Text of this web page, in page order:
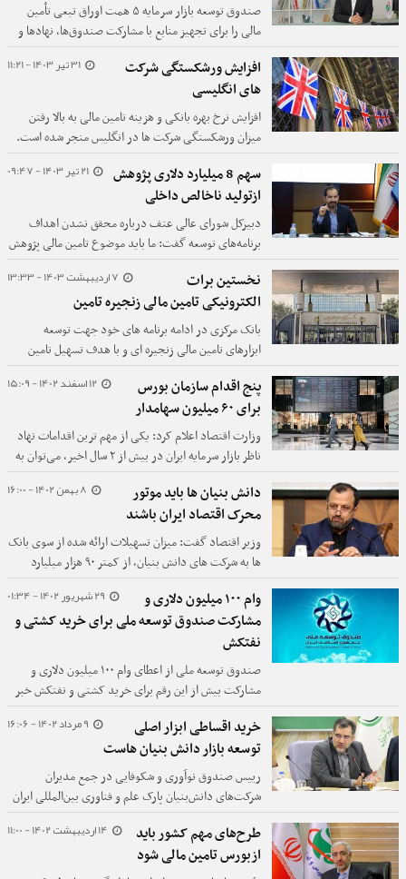
صندوق توسعه بازار سرمایه ۵ همت اوراق تبعی تأمین
مالی را برای تجهیز منابع با مشارکت صندوق‌ها، نهادها و
شرکت‌های حاضر در بازار سرمایه منتشر کرد که بالغ بر ۴
همت آن به فروش رفت.
31 تیر 1403 - 11:21
افزایش ورشکستگی شرکت
های انگلیسی
افزایش نرخ بهره بانکی و هزینه تامین مالی به بالا رفتن
میزان ورشکستگی شرکت ها در انگلیس منجر شده است.
21 تیر 1403 - 09:47
سهم 8 میلیارد دلاری پژوهش
ازتولید ناخالص داخلی
دبیرکل شورای عالی عتف درباره محقق نشدن اهداف
برنامه‌های توسعه گفت: ما باید موضوع تامین مالی پژوهش
را بیشتر پیگیری می‌کردیم. پژوهش نیازمند یک غصه‌خور
است که کارهای آن را پیگیری کند.
7 اردیبهشت 1403 - 13:33
نخستین برات
الکترونیکی تامین مالی زنجیره تامین
بانک مرکزی در ادامه برنامه های خود جهت توسعه
ابزارهای تامین مالی زنجیره ای و با هدف تسهیل تامین
مالی بنگاه های اقتصادی نسبت به طراحی و عملیاتی
سازی «برات الکترونیکی تامین مالی زنجیره تامین» از طریق
بانک‌های صادرات و تجارت اقدام کرد.
12 اسفند 1402 - 15:09
پنج اقدام سازمان بورس
برای ۶۰ میلیون سهامدار
وزارت اقتصاد اعلام کرد: یکی از مهم ترین اقدامات نهاد
ناظر بازار سرمایه ایران در بیش از ۲ سال اخیر، می‌توان به
«انتشار اسامی مدیران متخلف با اجرای دستورالعمل بند
«چ»، کاهش زمان رسیدگی به تخلفات بازار سرمایه در
هیات داوری و افتتاح شعبه تخصصی شورای حل اختلاف
ویژه بازار سرمایه تفاهم نامه همکاری با پلیس امنیت
اقتصادی فراجا» اشاره کرد.
8 بهمن 1402 - 16:00
دانش بنیان ها باید موتور
محرک اقتصاد ایران باشند
وزیر اقتصاد گفت: میزان تسهیلات ارائه شده از سوی بانک
ها به شرکت های دانش بنیان، از کمتر ۹۰ هزار میلیارد
تومان به ۱۴۰ هزار میلیارد تومان در سال ۱۴۰۱ افزایش یافت.
29 شهریور 1402 - 01:34
وام ۱۰۰ میلیون دلاری و
مشارکت صندوق توسعه ملی برای خرید کشتی و
نفتکش
صندوق توسعه ملی از اعطای وام ۱۰۰ میلیون دلاری و
مشارکت بیش از این رقم برای خرید کشتی و نفتکش خبر
داد.
9 مرداد 1402 - 16:06
خرید اقساطی ابزار اصلی
توسعه بازار دانش بنیان هاست
رییس صندوق نوآوری و شکوفایی در جمع مدیران
شرکت‌های دانش‌بنیان پارک علم و فناوری بین‌المللی ایران
گفت: شرکت‌های دانش‌بنیان نیازمند منابع ارزی، با
همکاری صندوق توسعه ملی تامین مالی می‌شوند.
14 اردیبهشت 1402 - 11:00
طرح‌های مهم کشور باید
ازبورس تامین مالی شود